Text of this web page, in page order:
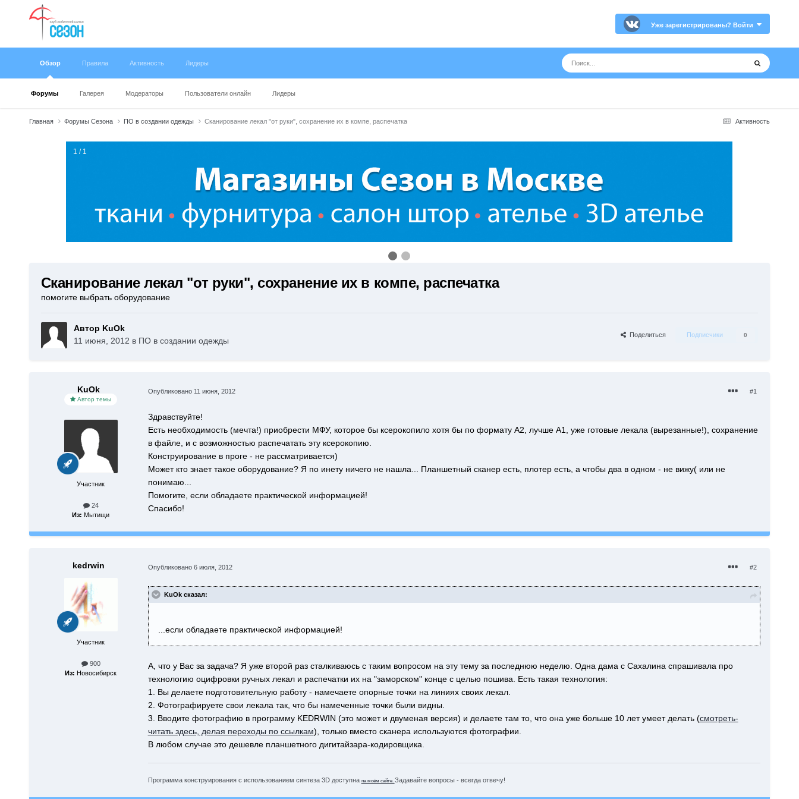
Уже зарегистрированы? Войти
Обзор
Форумы Галерея Модераторы Пользователи онлайн Лидеры
Правила Активность Лидеры
Активность
Главная Форумы Сезона ПО в создании одежды Сканирование лекал "от руки", сохранение их в компе, распечатка
1 / 1
Сканирование лекал "от руки", сохранение их в компе, распечатка
помогите выбрать оборудование
Автор KuOk
11 июня, 2012 в ПО в создании одежды
Поделиться Подписчики 0
KuOk
Автор темы
Участник
24
Из: Мытищи
#1
Опубликовано 11 июня, 2012
Здравствуйте!
Есть необходимость (мечта!) приобрести МФУ, которое бы ксерокопило хотя бы по формату А2, лучше А1, уже готовые лекала (вырезанные!), сохранение
в файле, и с возможностью распечатать эту ксерокопию.
Конструирование в проге - не рассматривается)
Может кто знает такое оборудование? Я по инету ничего не нашла... Планшетный сканер есть, плотер есть, а чтобы два в одном - не вижу( или не
понимаю...
Помогите, если обладаете практической информацией!
Спасибо!
kedrwin
Участник
900
Из: Новосибирск
#2
Опубликовано 6 июля, 2012
KuOk сказал:
...если обладаете практической информацией!
А, что у Вас за задача? Я уже второй раз сталкиваюсь с таким вопросом на эту тему за последнюю неделю. Одна дама с Сахалина спрашивала про
технологию оцифровки ручных лекал и распечатки их на "заморском" конце с целью пошива. Есть такая технология:
1. Вы делаете подготовительную работу - намечаете опорные точки на линиях своих лекал.
2. Фотографируете свои лекала так, что бы намеченные точки были видны.
3. Вводите фотографию в программу KEDRWIN (это может и двуменая версия) и делаете там то, что она уже больше 10 лет умеет делать (смотреть-
читать здесь, делая переходы по ссылкам), только вместо сканера используются фотографии.
В любом случае это дешевле планшетного дигитайзара-кодировщика.
Программа конструирования с использованием синтеза 3D доступна на моём сайте. Задавайте вопросы - всегда отвечу!